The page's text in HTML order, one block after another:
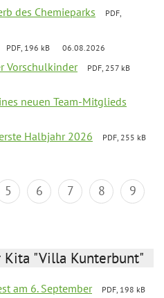
des Chemieparks
PDF,
PDF, 196 kB 06.08.2026
Vorschulkinder
PDF, 257 kB
neuen Team-Mitglieds
Halbjahr 2026
PDF, 255 kB
5 6 7 8
9
"Villa Kunterbunt"
am 6. September
PDF, 198 kB